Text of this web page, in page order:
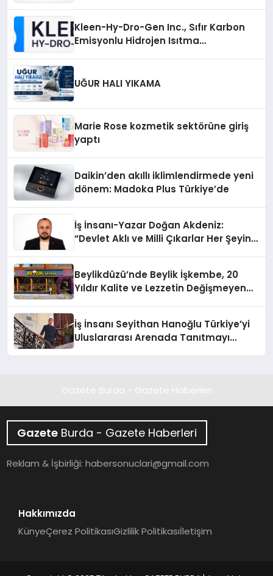
Kleen-Hy-Dro-Gen Inc., Sıfır Karbon
Emisyonlu Hidrojen Isıtma
UĞUR HALI YIKAMA
Marie Rose kozmetik sektörüne giriş
yaptı
Daikin’den akıllı iklimlendirmede yeni
dönem: Madoka Plus Türkiye’de
İş İnsanı-Yazar Doğan Akdeniz:
“Devlet Aklı ve Milli Çıkarlar Her Şeyin
Beylikdüzü’nde Beylik İşkembe, 20
Yıldır Kalite ve Lezzetin Değişmeyen
İş İnsanı Seyithan Hanoğlu Türkiye’yi
Uluslararası Arenada Tanıtmayı
Gazete Burda - Gazete Haberleri
Gazete Burda - Gazete Haberleri
Reklam & İşbirliği:habersonuclari@gmail.com
Hakkımızda
KünyeÇerez PolitikasıGizlilik Politikasıİletişim